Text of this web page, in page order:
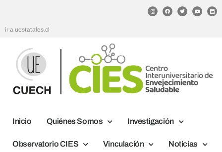
ir a uestatales.cl
Inicio Quiénes Somos Investigación
Observatorio CIES Vinculación Noticias